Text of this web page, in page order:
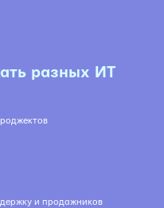
разных ИТ
и продажников